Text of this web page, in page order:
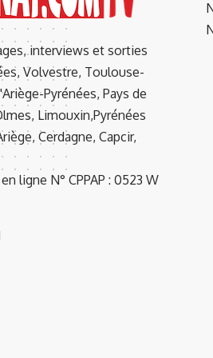
interviews et sorties
Volvestre, Toulouse-
Pyrénées, Pays de
Limouxin,Pyrénées
Cerdagne, Capcir,
ligne N° CPPAP : 0523 W